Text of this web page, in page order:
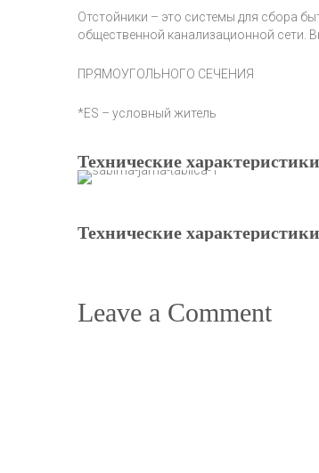
Отстойники – это системы для сбора
общественной канализационной сети.
ПРЯМОУГОЛЬНОГО СЕЧЕНИЯ
*ES – условный житель
Технические
Технические
Leave a Comment